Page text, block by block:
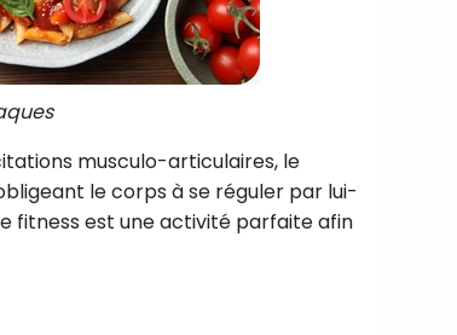
musculo-articulaires, le
le corps à se réguler par lui-
fitness est une activité parfaite afin